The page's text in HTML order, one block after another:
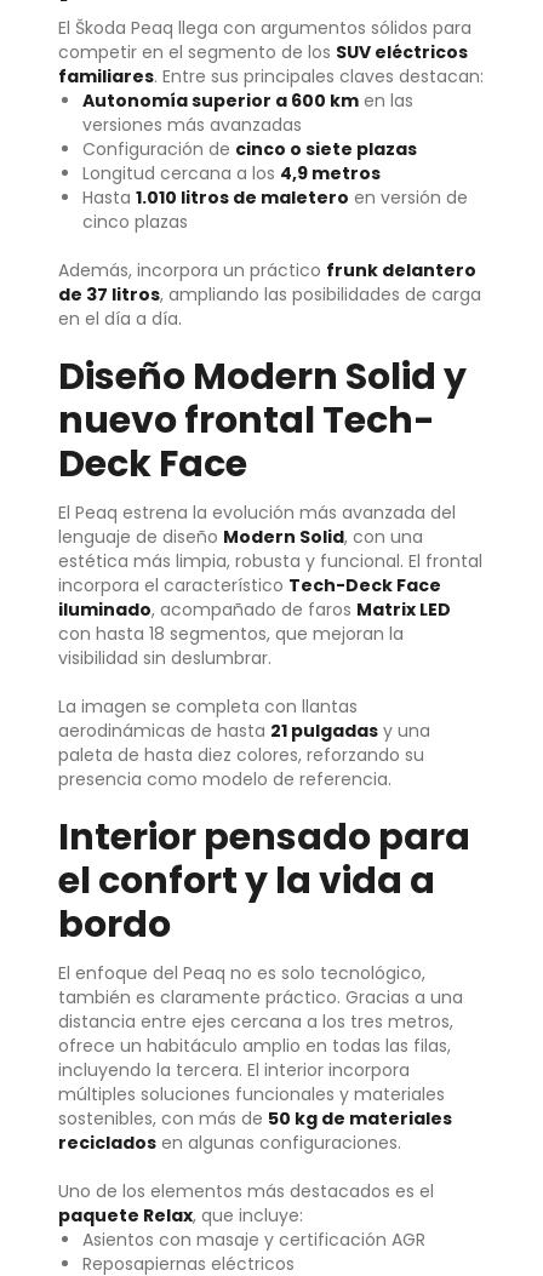
El Škoda Peaq llega con argumentos sólidos para
competir en el segmento de los SUV eléctricos
familiares. Entre sus principales claves destacan:
Autonomía superior a 600 km en las
versiones más avanzadas
Configuración de cinco o siete plazas
Longitud cercana a los 4,9 metros
Hasta 1.010 litros de maletero en versión de
cinco plazas
Además, incorpora un práctico frunk delantero
de 37 litros, ampliando las posibilidades de carga
en el día a día.
Diseño Modern Solid y
nuevo frontal Tech-
Deck Face
El Peaq estrena la evolución más avanzada del
lenguaje de diseño Modern Solid, con una
estética más limpia, robusta y funcional. El frontal
incorpora el característico Tech-Deck Face
iluminado, acompañado de faros Matrix LED
con hasta 18 segmentos, que mejoran la
visibilidad sin deslumbrar.
La imagen se completa con llantas
aerodinámicas de hasta 21 pulgadas y una
paleta de hasta diez colores, reforzando su
presencia como modelo de referencia.
Interior pensado para
el confort y la vida a
bordo
El enfoque del Peaq no es solo tecnológico,
también es claramente práctico. Gracias a una
distancia entre ejes cercana a los tres metros,
ofrece un habitáculo amplio en todas las filas,
incluyendo la tercera. El interior incorpora
múltiples soluciones funcionales y materiales
sostenibles, con más de 50 kg de materiales
reciclados en algunas configuraciones.
Uno de los elementos más destacados es el
paquete Relax, que incluye:
Asientos con masaje y certificación AGR
Reposapiernas eléctricos